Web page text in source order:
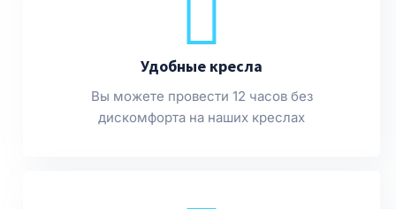
Удобные кресла
Вы можете провести 12 часов без
дискомфорта на наших креслах